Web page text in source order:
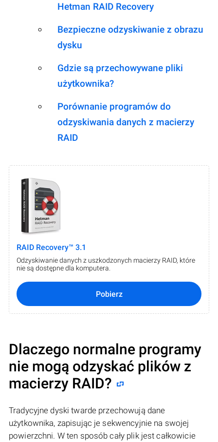
Hetman RAID Recovery
Bezpieczne odzyskiwanie z obrazu
dysku
Gdzie są przechowywane pliki
użytkownika?
Porównanie programów do
odzyskiwania danych z macierzy
RAID
RAID Recovery™ 3.1
Odzyskiwanie danych z uszkodzonych macierzy RAID, które
nie są dostępne dla komputera.
Pobierz
Dlaczego normalne programy
nie mogą odzyskać plików z
macierzy RAID?
Tradycyjne dyski twarde przechowują dane
użytkownika, zapisując je sekwencyjnie na swojej
powierzchni. W ten sposób cały plik jest całkowicie